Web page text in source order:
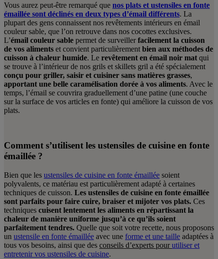
Vous aurez peut-être remarqué que nos plats et ustensiles en fonte
émaillée sont déclinés en deux types d’émail différents. La
plupart des gens connaissent nos revêtements intérieurs en émail
couleur sable, que l’on retrouve dans nos cocottes exclusives.
L’émail couleur sable permet de surveiller facilement la cuisson
de vos aliments et convient particulièrement bien aux méthodes de
cuisson à chaleur humide. Le revêtement en émail noir mat qui
se trouve à l’intérieur de nos grils et skillets gril a été spécialement
conçu pour griller, saisir et cuisiner sans matières grasses,
apportant une belle caramélisation dorée à vos aliments. Avec le
temps, l’émail se couvrira graduellement d’une patine (une couche
sur la surface de vos articles en fonte) qui améliore la cuisson de vos
plats.
Comment s’utilisent les ustensiles de cuisine en fonte
émaillée ?
Bien que les ustensiles de cuisine en fonte émaillée soient
polyvalents, ce matériau est particulièrement adapté à certaines
techniques de cuisson. Les ustensiles de cuisine en fonte émaillée
sont parfaits pour faire cuire, braiser et mijoter vos plats. Ces
techniques cuisent lentement les aliments en répartissant la
chaleur de manière uniforme jusqu’à ce qu’ils soient
parfaitement tendres. Quelle que soit votre recette, nous proposons
un ustensile en fonte émaillée avec une forme et une taille adaptées à
tous vos besoins, ainsi que des conseils d’experts pour utiliser et
entretenir vos ustensiles de cuisine.